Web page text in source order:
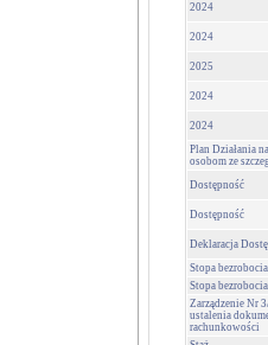
2024
2024
2025
2024
2024
Plan Działania
osobom ze
Dostępność
Dostępność
Deklaracja
Stopa bezrobocia
Stopa bezrobocia
Zarządzenie Nr
ustalenia
rachunkowości